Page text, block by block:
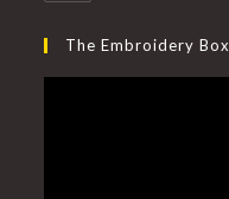
The Embroidery Box